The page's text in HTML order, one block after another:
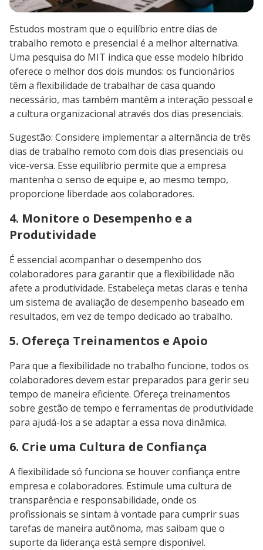
Estudos mostram que o equilíbrio entre dias de
trabalho remoto e presencial é a melhor alternativa.
Uma pesquisa do MIT indica que esse modelo híbrido
oferece o melhor dos dois mundos: os funcionários
têm a flexibilidade de trabalhar de casa quando
necessário, mas também mantêm a interação pessoal e
a cultura organizacional através dos dias presenciais.
Sugestão: Considere implementar a alternância de três
dias de trabalho remoto com dois dias presenciais ou
vice-versa. Esse equilíbrio permite que a empresa
mantenha o senso de equipe e, ao mesmo tempo,
proporcione liberdade aos colaboradores.
4. Monitore o Desempenho e a
Produtividade
É essencial acompanhar o desempenho dos
colaboradores para garantir que a flexibilidade não
afete a produtividade. Estabeleça metas claras e tenha
um sistema de avaliação de desempenho baseado em
resultados, em vez de tempo dedicado ao trabalho.
5. Ofereça Treinamentos e Apoio
Para que a flexibilidade no trabalho funcione, todos os
colaboradores devem estar preparados para gerir seu
tempo de maneira eficiente. Ofereça treinamentos
sobre gestão de tempo e ferramentas de produtividade
para ajudá-los a se adaptar a essa nova dinâmica.
6. Crie uma Cultura de Confiança
A flexibilidade só funciona se houver confiança entre
empresa e colaboradores. Estimule uma cultura de
transparência e responsabilidade, onde os
profissionais se sintam à vontade para cumprir suas
tarefas de maneira autônoma, mas saibam que o
suporte da liderança está sempre disponível.